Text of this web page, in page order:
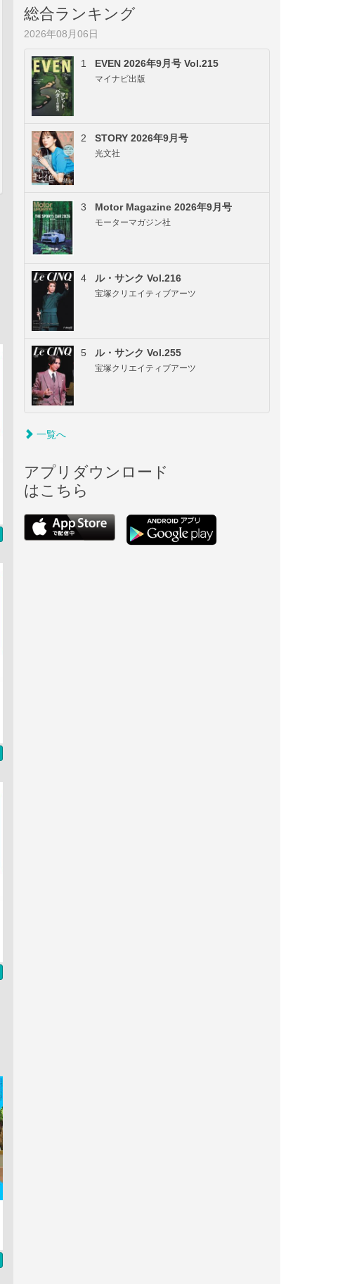
総合ランキング
2026年08月06日
1 EVEN 2026年9月号 Vol.215
マイナビ出版
2 STORY 2026年9月号
光文社
3 Motor Magazine 2026年9月号
モーターマガジン社
4 ル・サンク Vol.216
宝塚クリエイティブアーツ
5 ル・サンク Vol.255
宝塚クリエイティブアーツ
一覧へ
アプリダウンロード
はこちら